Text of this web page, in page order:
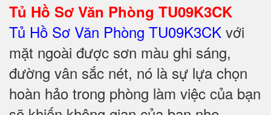
Tủ Hồ Sơ Văn Phòng TU09K3CK
Tủ Hồ Sơ Văn Phòng TU09K3CK với
mặt ngoài được sơn màu ghi sáng,
đường vân sắc nét, nó là sự lựa chọn
hoàn hảo trong phòng làm việc của bạn